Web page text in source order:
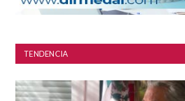
TENDENCIA